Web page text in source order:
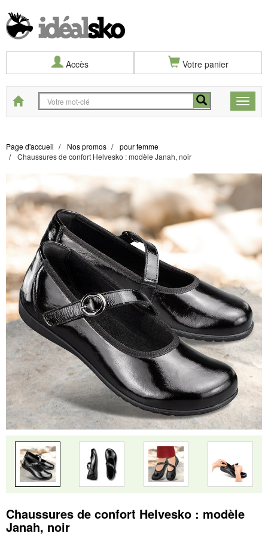
Accès Votre panier
Toggle
Start
Page d'accueil Nos promos
pour femme
Chaussures de confort Helvesko : modèle Janah, noir
Chaussures de confort Helvesko : modèle
Janah, noir